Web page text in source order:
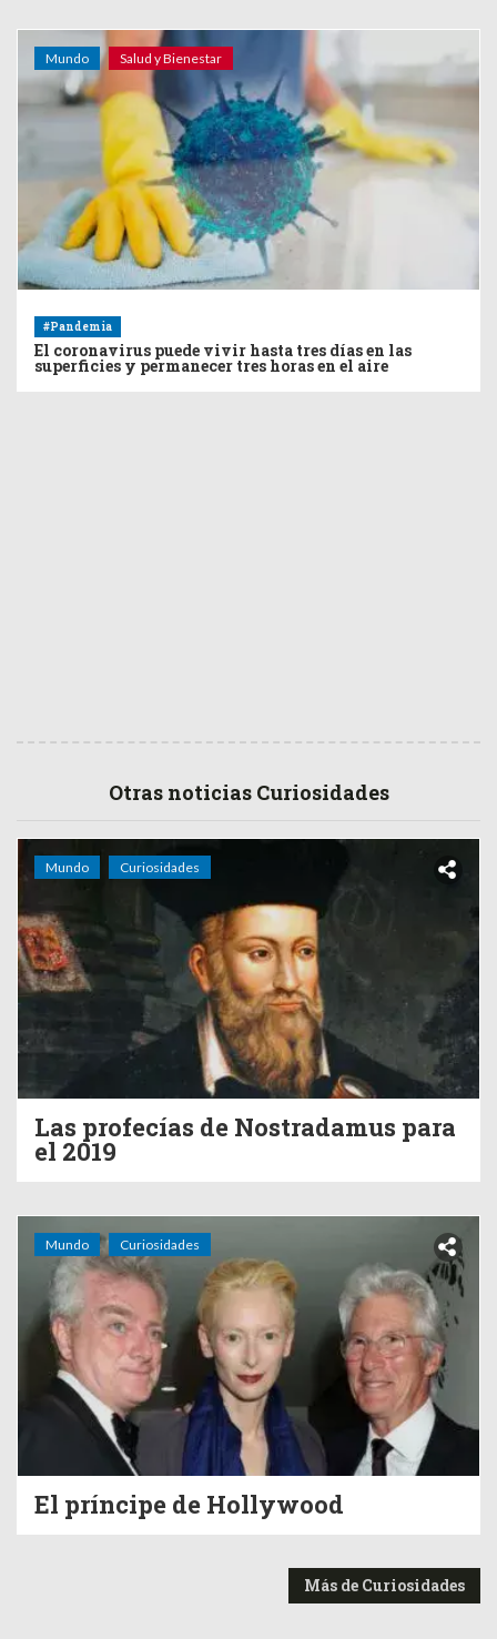
Mundo Salud y Bienestar
#Pandemia
El coronavirus puede vivir hasta tres días en las
superficies y permanecer tres horas en el aire
Otras noticias Curiosidades
Mundo Curiosidades
Las profecías de Nostradamus para
el 2019
Mundo Curiosidades
El príncipe de Hollywood
Más de Curiosidades